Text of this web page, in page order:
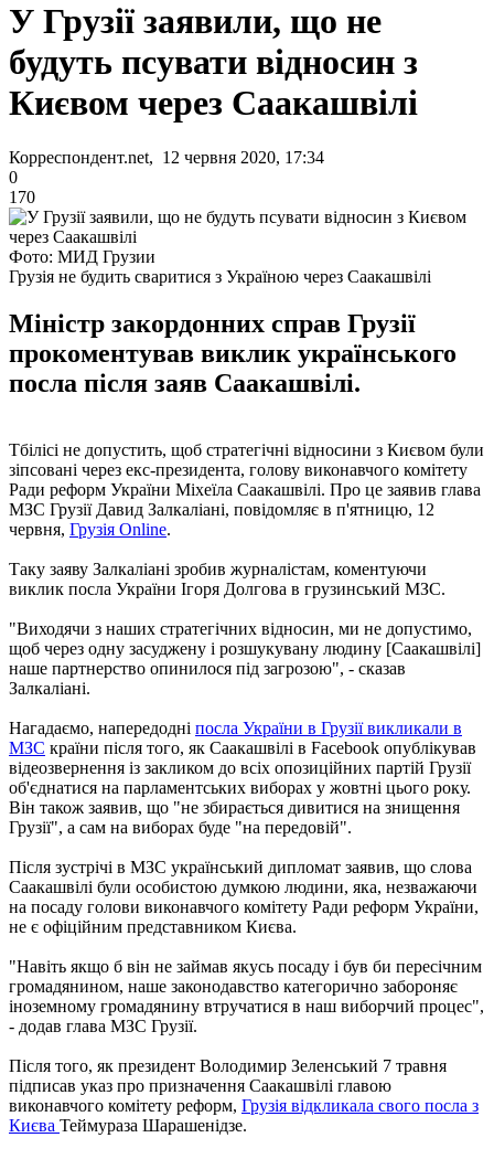
У Грузії заявили, що не
будуть псувати відносин з
Києвом через Саакашвілі
Корреспондент.net, 12 червня 2020, 17:34
0
170
Фото: МИД Грузии
Грузія не будить сваритися з Україною через Саакашвілі
Міністр закордонних справ Грузії
прокоментував виклик українського
посла після заяв Саакашвілі.
Тбілісі не допустить, щоб стратегічні відносини з Києвом були
зіпсовані через екс-президента, голову виконавчого комітету
Ради реформ України Міхеїла Саакашвілі. Про це заявив глава
МЗС Грузії Давид Залкаліані, повідомляє в п'ятницю, 12
червня, Грузія Online.
Таку заяву Залкаліані зробив журналістам, коментуючи
виклик посла України Ігоря Долгова в грузинський МЗС.
"Виходячи з наших стратегічних відносин, ми не допустимо,
щоб через одну засуджену і розшукувану людину [Саакашвілі]
наше партнерство опинилося під загрозою", - сказав
Залкаліані.
Нагадаємо, напередодні посла України в Грузії викликали в
МЗС країни після того, як Саакашвілі в Facebook опублікував
відеозвернення із закликом до всіх опозиційних партій Грузії
об'єднатися на парламентських виборах у жовтні цього року.
Він також заявив, що "не збирається дивитися на знищення
Грузії", а сам на виборах буде "на передовій".
Після зустрічі в МЗС український дипломат заявив, що слова
Саакашвілі були особистою думкою людини, яка, незважаючи
на посаду голови виконавчого комітету Ради реформ України,
не є офіційним представником Києва.
"Навіть якщо б він не займав якусь посаду і був би пересічним
громадянином, наше законодавство категорично забороняє
іноземному громадянину втручатися в наш виборчий процес",
- додав глава МЗС Грузії.
Після того, як президент Володимир Зеленський 7 травня
підписав указ про призначення Саакашвілі главою
виконавчого комітету реформ, Грузія відкликала свого посла з
Києва Теймураза Шарашенідзе.